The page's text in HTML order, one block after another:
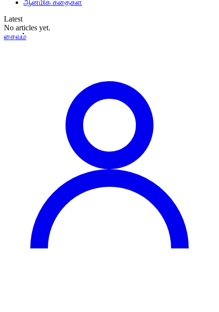
ஆன்மிக கதைகள்
Latest
No articles yet.
சைவம்